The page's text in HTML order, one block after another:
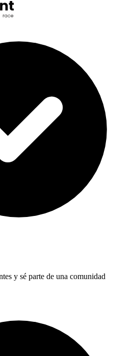
y sé parte de una comunidad